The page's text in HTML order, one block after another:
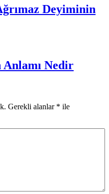
Deyiminin
Nedir
Gerekli alanlar * ile